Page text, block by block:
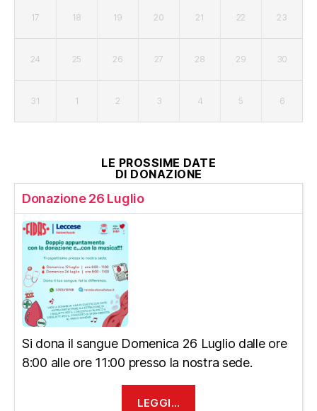
17 18 19 20 21 22 23
24 25 26 27 28 29 30
31 1 2 3 4 5 6
LE PROSSIME DATE
DI DONAZIONE
Donazione 26 Luglio
Si dona il sangue Domenica 26 Luglio dalle ore
8:00 alle ore 11:00 presso la nostra sede.
LEGGI…